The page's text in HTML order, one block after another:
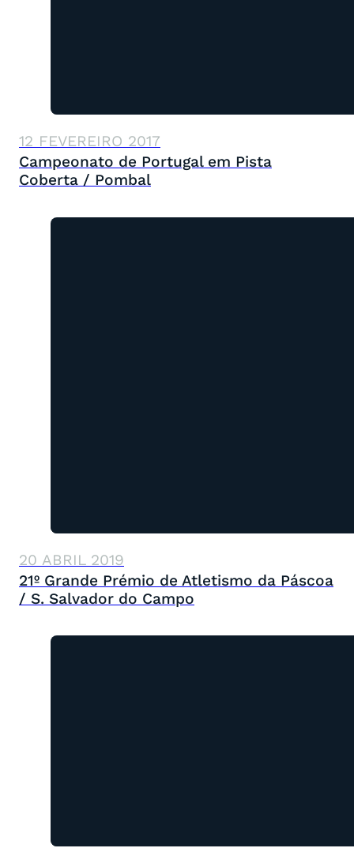
12 FEVEREIRO 2017
Campeonato de Portugal em Pista
Coberta / Pombal
20 ABRIL 2019
21º Grande Prémio de Atletismo da Páscoa
/ S. Salvador do Campo